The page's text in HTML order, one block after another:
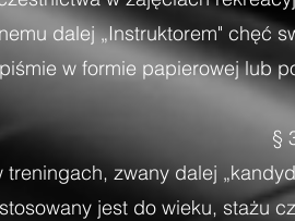
dalej „Instruktorem" chęć
w formie papierowej lub
§
zwany dalej
jest do wieku, stażu